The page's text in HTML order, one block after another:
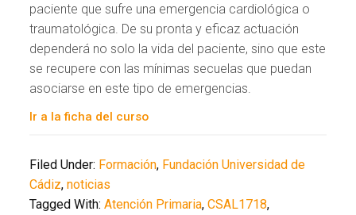
paciente que sufre una emergencia cardiológica o
traumatológica. De su pronta y eficaz actuación
dependerá no solo la vida del paciente, sino que este
se recupere con las mínimas secuelas que puedan
asociarse en este tipo de emergencias.
Ir a la ficha del curso
Filed Under: Formación, Fundación Universidad de
Cádiz,noticias
Tagged With:Atención Primaria,CSAL1718,